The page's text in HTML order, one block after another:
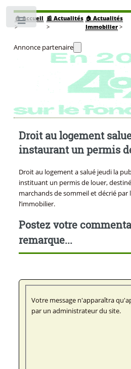
🏠Accueil
>
📰 Actualités
>
🏠 Actualités
Immobilier>
Annonce partenaire
Droit au logement
instaurant un permis
Droit au logement a salué jeudi la
instituant un permis de louer,
marchands de sommeil et décrié par
l’immobilier.
Postez votre
remarque...
Votre message n'apparaîtra
par un administrateur du site.
Toggle